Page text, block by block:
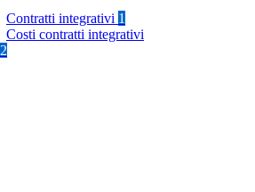
Contratti integrativi 1
Costi contratti integrativi
2